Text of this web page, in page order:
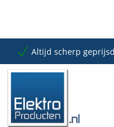
Altijd scherp geprijsd